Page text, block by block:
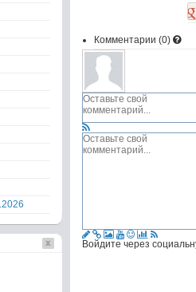
Комментарии (0)
Войдите через